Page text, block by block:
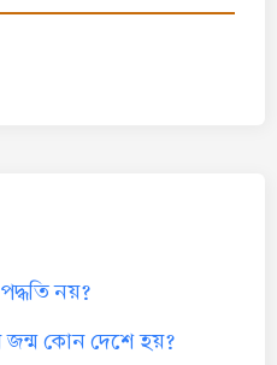
নয়?
জন্ম কোন দেশে হয়?